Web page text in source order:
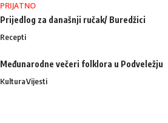
PRIJATNO
Prijedlog za današnji ručak/ Buredžici
Recepti
Međunarodne večeri folklora u Podveležju
KulturaVijesti